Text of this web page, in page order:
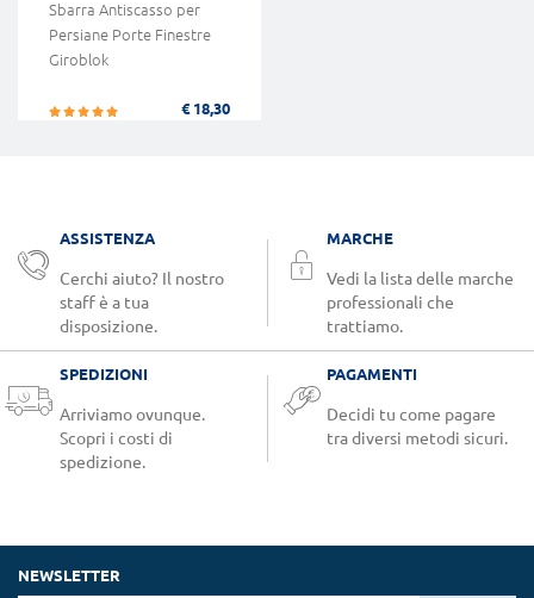
Sbarra Antiscasso per
Persiane Porte Finestre
Giroblok
€ 18,30
ASSISTENZA
Cerchi aiuto? Il nostro
staff è a tua
disposizione.
MARCHE
Vedi la lista delle marche
professionali che
trattiamo.
SPEDIZIONI
Arriviamo ovunque.
Scopri i costi di
spedizione.
PAGAMENTI
Decidi tu come pagare
tra diversi metodi sicuri.
NEWSLETTER